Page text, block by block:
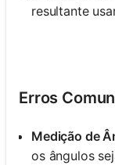
resultante
Erros
Medição de
os ângulos